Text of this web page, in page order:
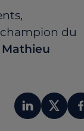
du
Mathieu